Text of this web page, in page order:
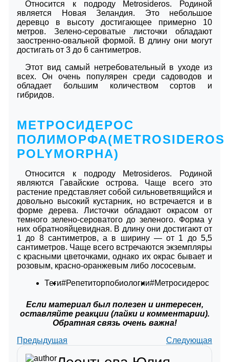
Относится к подроду Metrosideros. Родиной
является Новая Зеландия. Это небольшое
деревцо в высоту достигающее примерно 10
метров. Зелено-сероватые листочки обладают
заостренно-овальной формой. В длину они могут
достигать от 3 до 6 сантиметров.
Этот вид самый нетребовательный в уходе из
всех. Он очень популярен среди садоводов и
обладает большим количеством сортов и
гибридов.
МЕТРОСИДЕРОС
ПОЛИМОРФА(METROSIDEROS
POLYMORPHA)
Относится к подроду Metrosideros. Родиной
являются Гавайские острова. Чаще всего это
растение представляет собой сильноветвящийся и
довольно высокий кустарник, но встречается и в
форме дерева. Листочки обладают окрасом от
темного зелено-сероватого до зеленого. Форма у
них обратнояйцевидная. В длину они достигают от
1 до 8 сантиметров, а в ширину ― от 1 до 5,5
сантиметров. Чаще всего встречаются экземпляры
с красными цветочками, однако их окрас бывает и
розовым, красно-оранжевым либо лососевым.
Теги#Репетиторпобиологии#Метросидерос
Если материал был полезен и интересен,
оставляйте реакции (лайки и комментарии).
Обратная связь очень важна!
Предыдущая
Следующая